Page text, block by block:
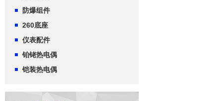
防爆组件
260底座
仪表配件
铂铑热电偶
铠装热电偶